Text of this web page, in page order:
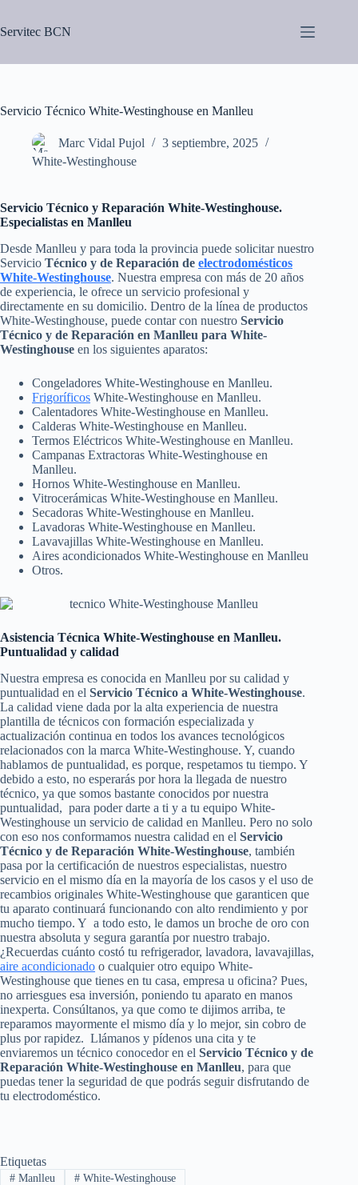
contenido
Servitec BCN
Servicio Técnico White-Westinghouse en Manlleu
Marc Vidal Pujol
3 septiembre, 2025
White-Westinghouse
Servicio Técnico y Reparación White-Westinghouse.
Especialistas en Manlleu
Desde Manlleu y para toda la provincia puede solicitar nuestro
Servicio Técnico y de Reparación de electrodomésticos
White-Westinghouse. Nuestra empresa con más de 20 años
de experiencia, le ofrece un servicio profesional y
directamente en su domicilio. Dentro de la línea de productos
White-Westinghouse, puede contar con nuestro Servicio
Técnico y de Reparación en Manlleu para White-
Westinghouse en los siguientes aparatos:
Congeladores White-Westinghouse en Manlleu.
Frigoríficos White-Westinghouse en Manlleu.
Calentadores White-Westinghouse en Manlleu.
Calderas White-Westinghouse en Manlleu.
Termos Eléctricos White-Westinghouse en Manlleu.
Campanas Extractoras White-Westinghouse en
Manlleu.
Hornos White-Westinghouse en Manlleu.
Vitrocerámicas White-Westinghouse en Manlleu.
Secadoras White-Westinghouse en Manlleu.
Lavadoras White-Westinghouse en Manlleu.
Lavavajillas White-Westinghouse en Manlleu.
Aires acondicionados White-Westinghouse en Manlleu
Otros.
Asistencia Técnica White-Westinghouse en Manlleu.
Puntualidad y calidad
Nuestra empresa es conocida en Manlleu por su calidad y
puntualidad en el Servicio Técnico a White-Westinghouse.
La calidad viene dada por la alta experiencia de nuestra
plantilla de técnicos con formación especializada y
actualización continua en todos los avances tecnológicos
relacionados con la marca White-Westinghouse. Y, cuando
hablamos de puntualidad, es porque, respetamos tu tiempo. Y
debido a esto, no esperarás por hora la llegada de nuestro
técnico, ya que somos bastante conocidos por nuestra
puntualidad, para poder darte a ti y a tu equipo White-
Westinghouse un servicio de calidad en Manlleu. Pero no solo
con eso nos conformamos nuestra calidad en el Servicio
Técnico y de Reparación White-Westinghouse, también
pasa por la certificación de nuestros especialistas, nuestro
servicio en el mismo día en la mayoría de los casos y el uso de
recambios originales White-Westinghouse que garanticen que
tu aparato continuará funcionando con alto rendimiento y por
mucho tiempo. Y a todo esto, le damos un broche de oro con
nuestra absoluta y segura garantía por nuestro trabajo.
¿Recuerdas cuánto costó tu refrigerador, lavadora, lavavajillas,
aire acondicionado o cualquier otro equipo White-
Westinghouse que tienes en tu casa, empresa u oficina? Pues,
no arriesgues esa inversión, poniendo tu aparato en manos
inexperta. Consúltanos, ya que como te dijimos arriba, te
reparamos mayormente el mismo día y lo mejor, sin cobro de
plus por rapidez. Llámanos y pídenos una cita y te
enviaremos un técnico conocedor en el Servicio Técnico y de
Reparación White-Westinghouse en Manlleu, para que
puedas tener la seguridad de que podrás seguir disfrutando de
tu electrodoméstico.
Etiquetas
#Manlleu #White-Westinghouse